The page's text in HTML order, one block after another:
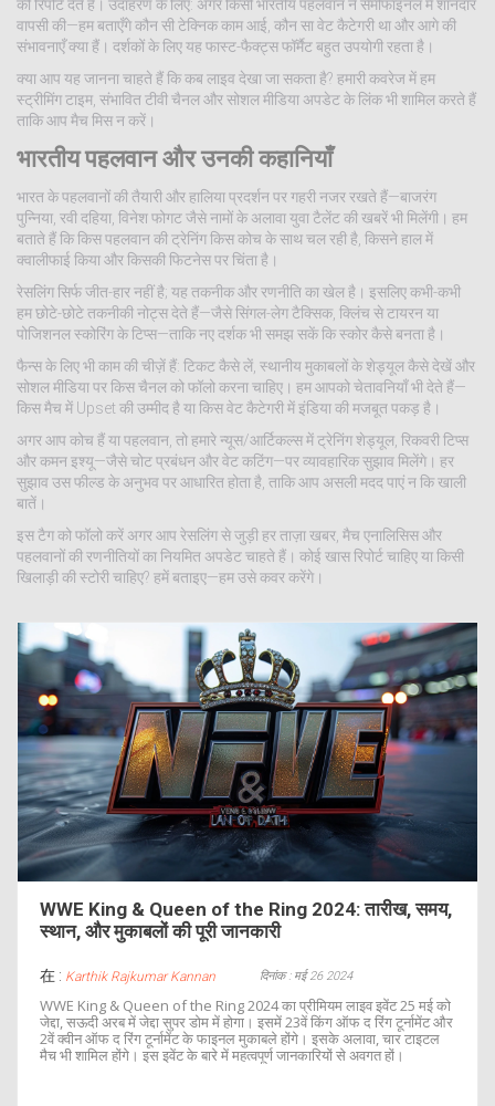
की रिपोर्ट देते हैं। उदाहरण के लिए: अगर किसी भारतीय पहलवान ने सेमीफाइनल में शानदार
वापसी की—हम बताएँगे कौन सी टेक्निक काम आई, कौन सा वेट कैटेगरी था और आगे की
संभावनाएँ क्या हैं। दर्शकों के लिए यह फास्ट-फैक्ट्स फॉर्मैट बहुत उपयोगी रहता है।
क्या आप यह जानना चाहते हैं कि कब लाइव देखा जा सकता है? हमारी कवरेज में हम
स्ट्रीमिंग टाइम, संभावित टीवी चैनल और सोशल मीडिया अपडेट के लिंक भी शामिल करते हैं
ताकि आप मैच मिस न करें।
भारतीय पहलवान और उनकी कहानियाँ
भारत के पहलवानों की तैयारी और हालिया प्रदर्शन पर गहरी नजर रखते हैं—बाजरंग
पुन्निया, रवी दहिया, विनेश फोगट जैसे नामों के अलावा युवा टैलेंट की खबरें भी मिलेंगी। हम
बताते हैं कि किस पहलवान की ट्रेनिंग किस कोच के साथ चल रही है, किसने हाल में
क्वालीफाई किया और किसकी फिटनेस पर चिंता है।
रेसलिंग सिर्फ जीत-हार नहीं है; यह तकनीक और रणनीति का खेल है। इसलिए कभी-कभी
हम छोटे-छोटे तकनीकी नोट्स देते हैं—जैसे सिंगल-लेग टैक्सिक, क्लिंच से टायरन या
पोजिशनल स्कोरिंग के टिप्स—ताकि नए दर्शक भी समझ सकें कि स्कोर कैसे बनता है।
फैन्स के लिए भी काम की चीज़ें हैं: टिकट कैसे लें, स्थानीय मुकाबलों के शेड्यूल कैसे देखें और
सोशल मीडिया पर किस चैनल को फॉलो करना चाहिए। हम आपको चेतावनियाँ भी देते हैं—
किस मैच में Upset की उम्मीद है या किस वेट कैटेगरी में इंडिया की मजबूत पकड़ है।
अगर आप कोच हैं या पहलवान, तो हमारे न्यूस/आर्टिकल्स में ट्रेनिंग शेड्यूल, रिकवरी टिप्स
और कमन इश्यू—जैसे चोट प्रबंधन और वेट कटिंग—पर व्यावहारिक सुझाव मिलेंगे। हर
सुझाव उस फील्ड के अनुभव पर आधारित होता है, ताकि आप असली मदद पाएं न कि खाली
बातें।
इस टैग को फॉलो करें अगर आप रेसलिंग से जुड़ी हर ताज़ा खबर, मैच एनालिसिस और
पहलवानों की रणनीतियों का नियमित अपडेट चाहते हैं। कोई खास रिपोर्ट चाहिए या किसी
खिलाड़ी की स्टोरी चाहिए? हमें बताइए—हम उसे कवर करेंगे।
WWE King & Queen of the Ring 2024: तारीख, समय,
स्थान, और मुकाबलों की पूरी जानकारी
在 : Karthik Rajkumar Kannan दिनांक : मई 26 2024
WWE King & Queen of the Ring 2024 का प्रीमियम लाइव इवेंट 25 मई को
जेद्दा, सऊदी अरब में जेद्दा सुपर डोम में होगा। इसमें 23वें किंग ऑफ द रिंग टूर्नामेंट और
2वें क्वीन ऑफ द रिंग टूर्नामेंट के फाइनल मुकाबले होंगे। इसके अलावा, चार टाइटल
मैच भी शामिल होंगे। इस इवेंट के बारे में महत्वपूर्ण जानकारियों से अवगत हों।